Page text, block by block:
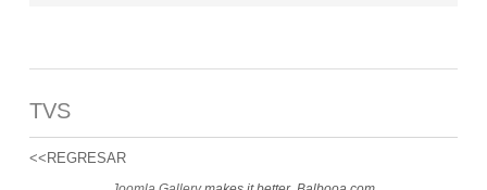
TVS
<<REGRESAR